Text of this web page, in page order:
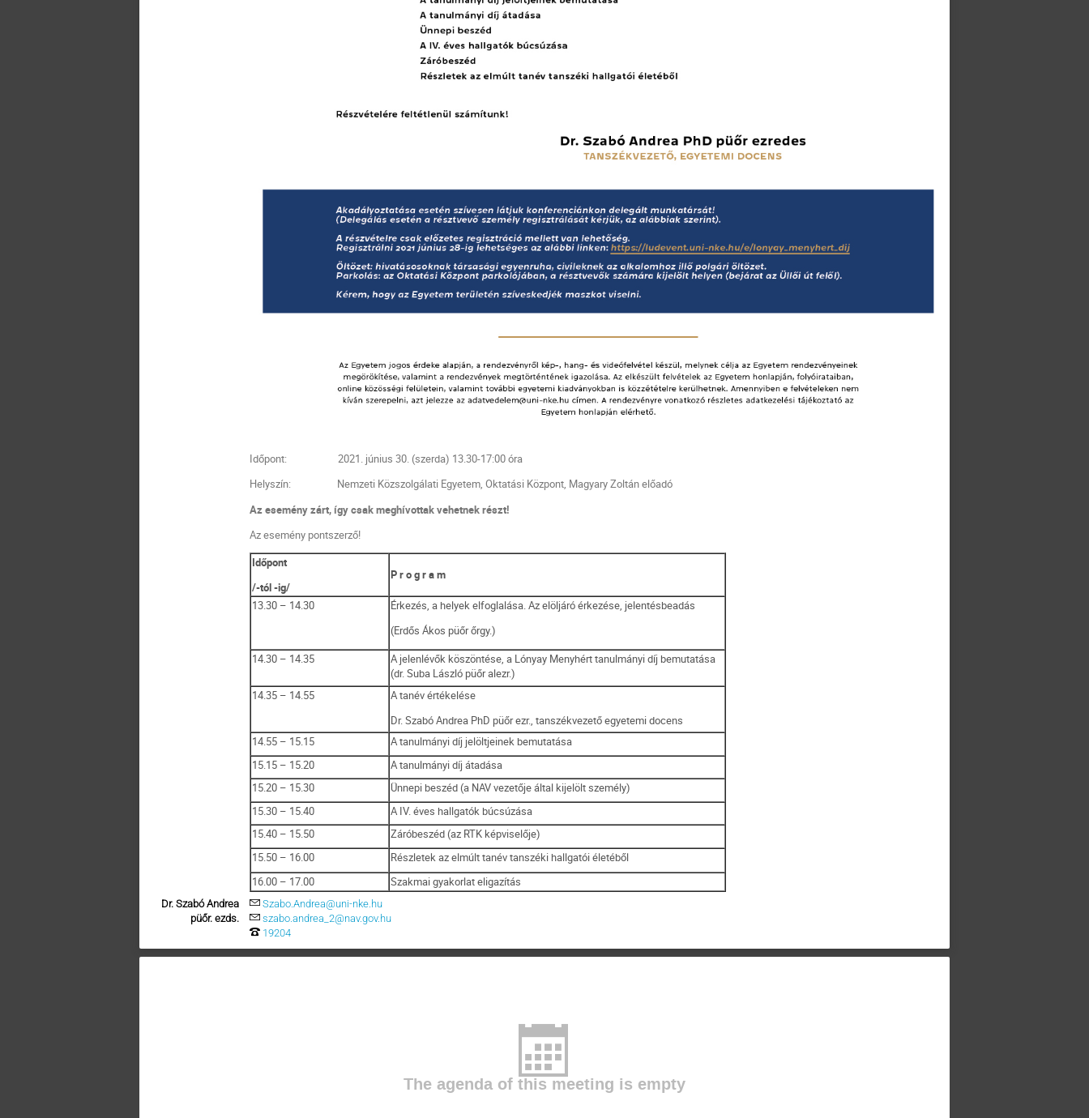
Időpont: 2021. június 30. (szerda) 13.30-17:00 óra
Helyszín: Nemzeti Közszolgálati Egyetem, Oktatási Központ, Magyary Zoltán előadó
Az esemény zárt, így csak meghívottak vehetnek részt!
Az esemény pontszerző!
Időpont
/-tól -ig/
P r o g r a m
13.30 – 14.30
Érkezés, a helyek elfoglalása. Az elöljáró érkezése, jelentésbeadás
(Erdős Ákos püőr őrgy.)
14.30 – 14.35
A jelenlévők köszöntése, a Lónyay Menyhért tanulmányi díj bemutatása
(dr. Suba László püőr alezr.)
14.35 – 14.55
A tanév értékelése
Dr. Szabó Andrea PhD püőr ezr., tanszékvezető egyetemi docens
14.55 – 15.15
A tanulmányi díj jelöltjeinek bemutatása
15.15 – 15.20
A tanulmányi díj átadása
15.20 – 15.30
Ünnepi beszéd (a NAV vezetője által kijelölt személy)
15.30 – 15.40
A IV. éves hallgatók búcsúzása
15.40 – 15.50
Záróbeszéd (az RTK képviselője)
15.50 – 16.00
Részletek az elmúlt tanév tanszéki hallgatói életéből
16.00 – 17.00
Szakmai gyakorlat eligazítás
Dr. Szabó Andrea
püőr. ezds.
Szabo.Andrea@uni-nke.hu
szabo.andrea_2@nav.gov.hu
19204
The agenda of this meeting is empty